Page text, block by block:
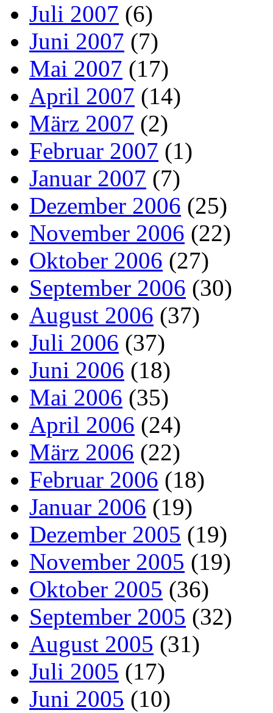
Juli 2007 (6)
Juni 2007 (7)
Mai 2007 (17)
April 2007 (14)
März 2007 (2)
Februar 2007 (1)
Januar 2007 (7)
Dezember 2006 (25)
November 2006 (22)
Oktober 2006 (27)
September 2006 (30)
August 2006 (37)
Juli 2006 (37)
Juni 2006 (18)
Mai 2006 (35)
April 2006 (24)
März 2006 (22)
Februar 2006 (18)
Januar 2006 (19)
Dezember 2005 (19)
November 2005 (19)
Oktober 2005 (36)
September 2005 (32)
August 2005 (31)
Juli 2005 (17)
Juni 2005 (10)